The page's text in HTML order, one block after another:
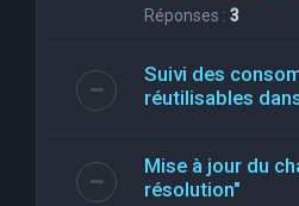
Réponses : 3
Suivi des
réutilisables
Mise à jour du
résolution"